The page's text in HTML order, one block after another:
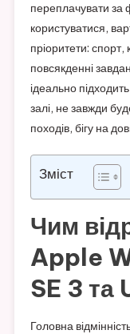
переплачувати за
користуватися,
пріоритети: спорт,
повсякденні
ідеально
залі, не завжди
походів, бігу на
Зміст
Чим
Apple
SE 3 та
Головна